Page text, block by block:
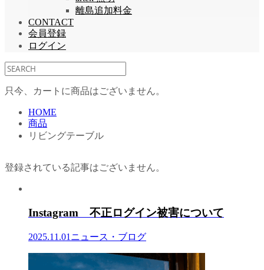
離島追加料金
CONTACT
会員登録
ログイン
只今、カートに商品はございません。
HOME
商品
リビングテーブル
登録されている記事はございません。
Instagram 不正ログイン被害について
2025.11.01ニュース・ブログ